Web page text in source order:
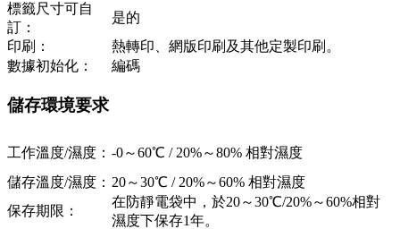
標籤尺寸可自
訂：
是的
印刷：
熱轉印、網版印刷及其他定製印刷。
數據初始化：
編碼
儲存環境要求
工作溫度/濕度： -0～60℃ / 20%～80% 相對濕度
儲存溫度/濕度： 20～30℃ / 20%～60% 相對濕度
保存期限：
在防靜電袋中，於20～30℃/20%～60%相對
濕度下保存1年。